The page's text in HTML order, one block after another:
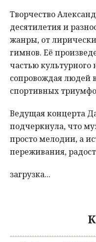
Творчество
десятилетия и
жанры, от
гимнов. Её
частью культурного
сопровождая людей
спортивных
Ведущая концерта
подчеркнула, что
просто мелодии, а
переживания,
загрузка...